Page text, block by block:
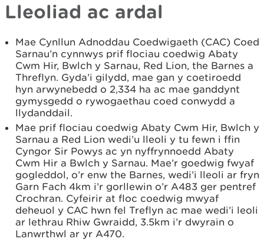
Lleoliad ac ardal
Mae Cynllun Adnoddau Coedwigaeth (CAC) Coed
Sarnau’n cynnwys prif flociau coedwig Abaty
Cwm Hir, Bwlch y Sarnau, Red Lion, the Barnes a
Threflyn. Gyda’i gilydd, mae gan y coetiroedd
hyn arwynebedd o 2,334 ha ac mae ganddynt
gymysgedd o rywogaethau coed conwydd a
llydanddail.
Mae prif flociau coedwig Abaty Cwm Hir, Bwlch y
Sarnau a Red Lion wedi’u lleoli y tu fewn i ffin
Cyngor Sir Powys ac yn nyffrynnoedd Abaty
Cwm Hir a Bwlch y Sarnau. Mae’r goedwig fwyaf
gogleddol, o’r enw the Barnes, wedi’i lleoli ar fryn
Garn Fach 4km i’r gorllewin o’r A483 ger pentref
Crochran. Cyfeirir at floc coedwig mwyaf
deheuol y CAC hwn fel Treflyn ac mae wedi’i leoli
ar lethrau Rhiw Gwraidd, 3.5km i’r dwyrain o
Lanwrthwl ar yr A470.